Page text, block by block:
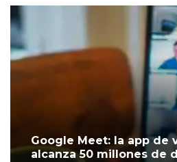
Google Meet: la app de
alcanza 50 millones de